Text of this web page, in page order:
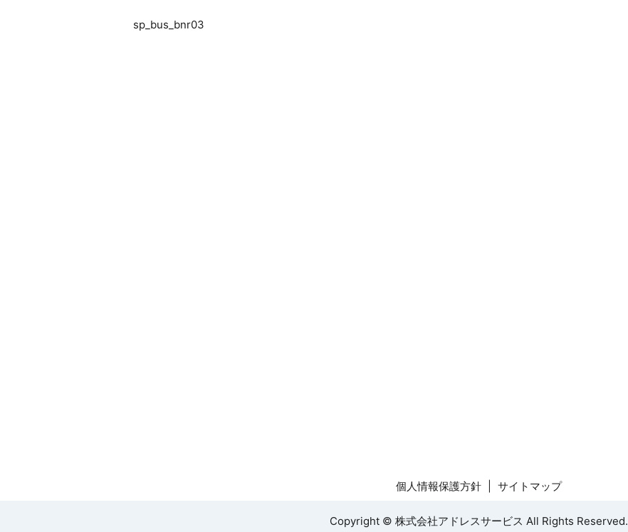
sp_bus_bnr03
個人情報保護方針 サイトマップ
Copyright © 株式会社アドレスサービス All Rights Reserved.